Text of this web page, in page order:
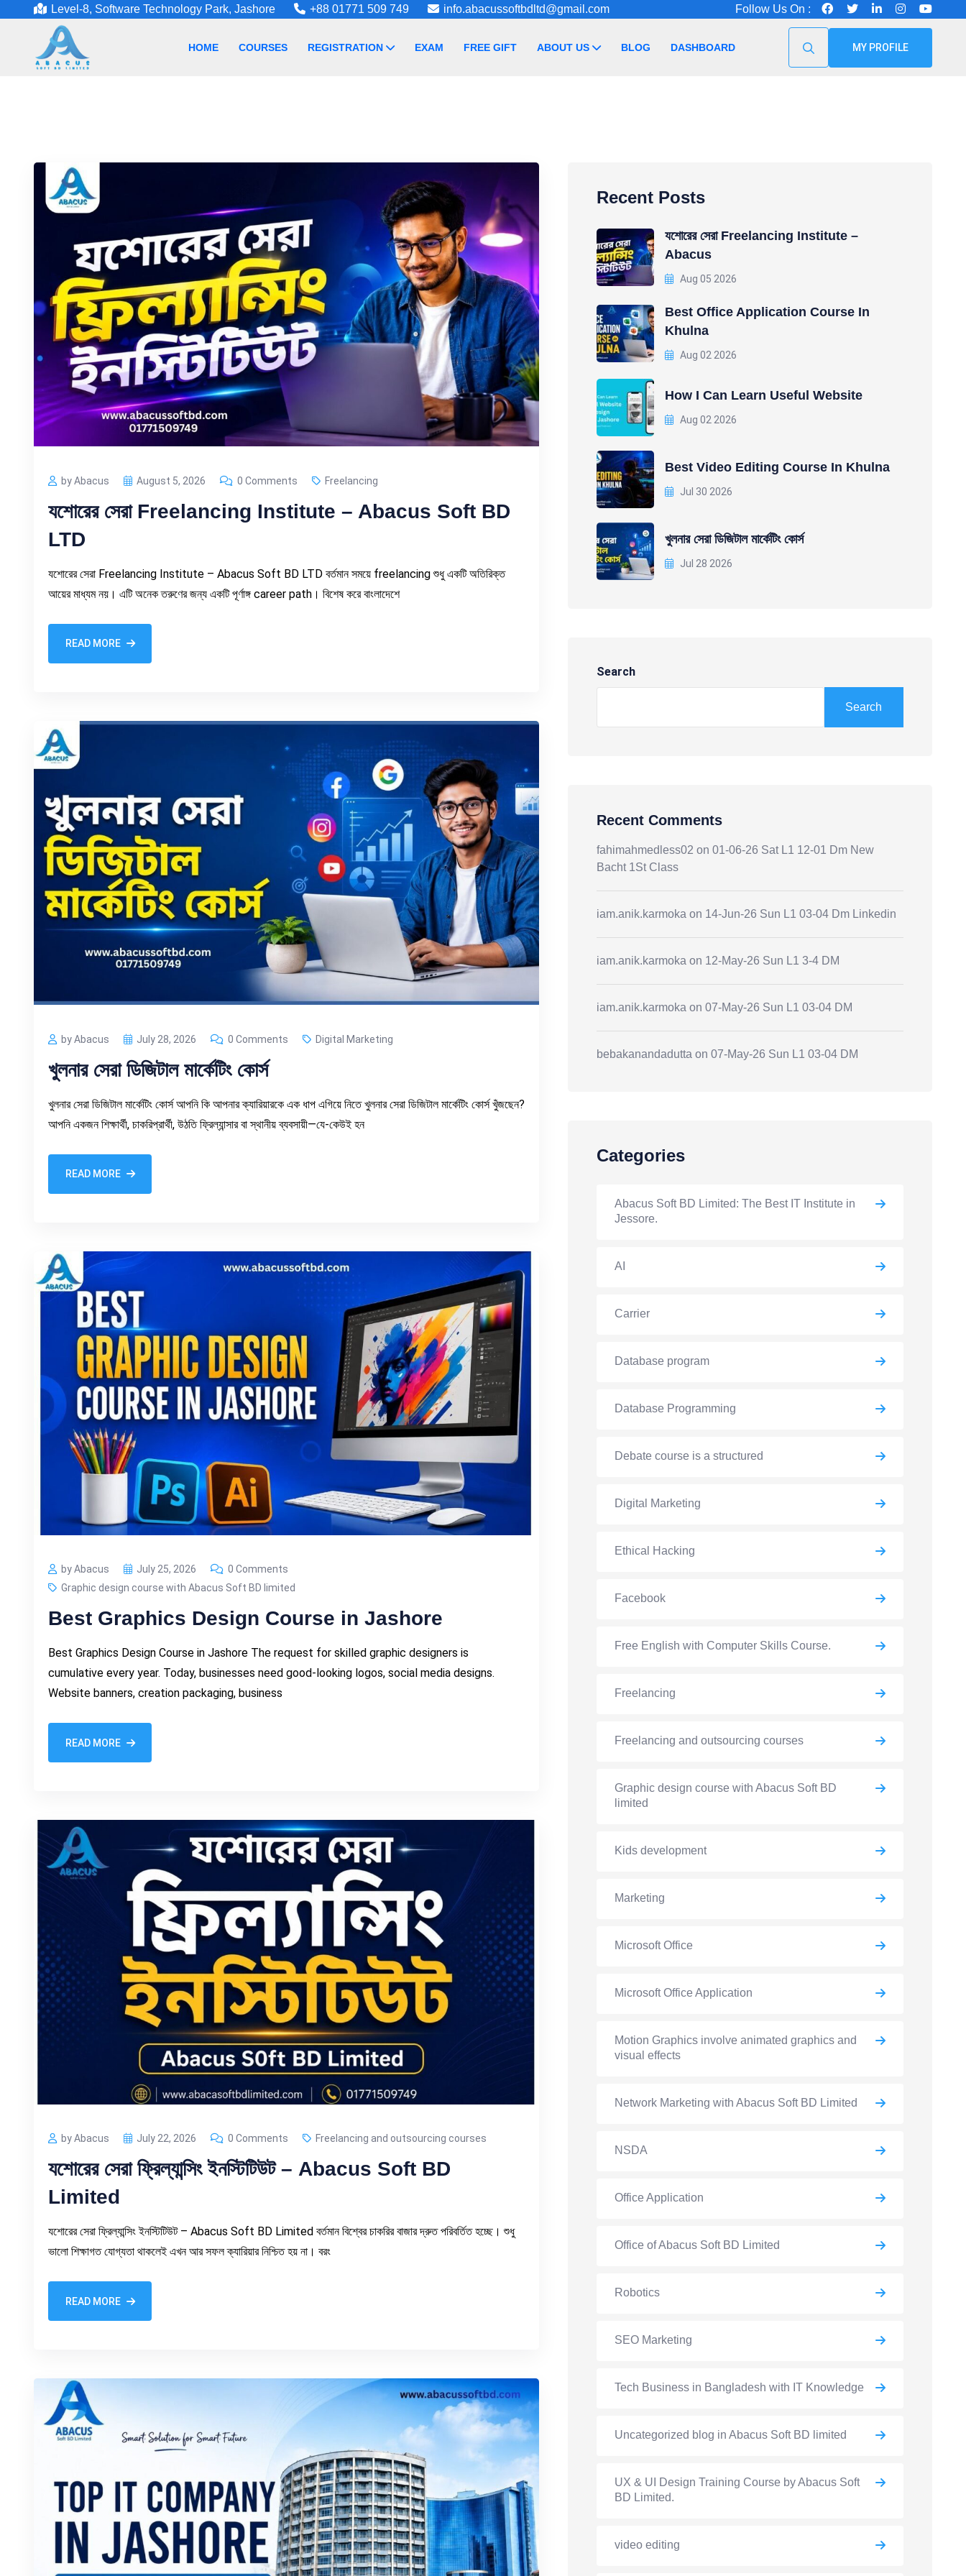
Level-8, Software Technology Park, Jashore +88 01771 509 749 info.abacussoftbdltd@gmail.com Follow Us On :
HOME COURSES REGISTRATION EXAM FREE GIFT ABOUT US BLOG DASHBOARD MY PROFILE
by Abacus August 5, 2026 0 Comments Freelancing
যশোরের সেরা Freelancing Institute – Abacus Soft BD
LTD
যশোরের সেরা Freelancing Institute – Abacus Soft BD LTD বর্তমান সময়ে freelancing শুধু একটি অতিরিক্ত
আয়ের মাধ্যম নয়। এটি অনেক তরুণের জন্য একটি পূর্ণাঙ্গ career path। বিশেষ করে বাংলাদেশে
READ MORE
by Abacus July 28, 2026 0 Comments Digital Marketing
খুলনার সেরা ডিজিটাল মার্কেটিং কোর্স
খুলনার সেরা ডিজিটাল মার্কেটিং কোর্স আপনি কি আপনার ক্যারিয়ারকে এক ধাপ এগিয়ে নিতে খুলনার সেরা ডিজিটাল মার্কেটিং কোর্স খুঁজছেন?
আপনি একজন শিক্ষার্থী, চাকরিপ্রার্থী, উঠতি ফ্রিল্যান্সার বা স্থানীয় ব্যবসায়ী—যে-কেউই হন
READ MORE
by Abacus July 25, 2026
0 Comments
Graphic design course with Abacus Soft BD limited
Best Graphics Design Course in Jashore
Best Graphics Design Course in Jashore The request for skilled graphic designers is
cumulative every year. Today, businesses need good-looking logos, social media designs.
Website banners, creation packaging, business
READ MORE
by Abacus July 22, 2026 0 Comments Freelancing and outsourcing courses
যশোরের সেরা ফ্রিল্যান্সিং ইনস্টিটিউট – Abacus Soft BD
Limited
যশোরের সেরা ফ্রিল্যান্সিং ইনস্টিটিউট – Abacus Soft BD Limited বর্তমান বিশ্বের চাকরির বাজার দ্রুত পরিবর্তিত হচ্ছে। শুধু
ভালো শিক্ষাগত যোগ্যতা থাকলেই এখন আর সফল ক্যারিয়ার নিশ্চিত হয় না। বরং
READ MORE
Recent Posts
যশোরের সেরা Freelancing Institute –
Abacus
Aug 05 2026
Best Office Application Course In
Khulna
Aug 02 2026
How I Can Learn Useful Website
Aug 02 2026
Best Video Editing Course In Khulna
Jul 30 2026
খুলনার সেরা ডিজিটাল মার্কেটিং কোর্স
Jul 28 2026
Search
Search
Recent Comments
fahimahmedless02 on01-06-26 Sat L1 12-01 Dm New
Bacht 1St Class
iam.anik.karmoka on 14-Jun-26 Sun L1 03-04 Dm Linkedin
iam.anik.karmoka on 12-May-26 Sun L1 3-4 DM
iam.anik.karmoka on07-May-26 Sun L1 03-04 DM
bebakanandadutta on07-May-26 Sun L1 03-04 DM
Categories
Abacus Soft BD Limited: The Best IT Institute in
Jessore.
AI
Carrier
Database program
Database Programming
Debate course is a structured
Digital Marketing
Ethical Hacking
Facebook
Free English with Computer Skills Course.
Freelancing
Freelancing and outsourcing courses
Graphic design course with Abacus Soft BD
limited
Kids development
Marketing
Microsoft Office
Microsoft Office Application
Motion Graphics involve animated graphics and
visual effects
Network Marketing with Abacus Soft BD Limited
NSDA
Office Application
Office of Abacus Soft BD Limited
Robotics
SEO Marketing
Tech Business in Bangladesh with IT Knowledge
Uncategorized blog in Abacus Soft BD limited
UX & UI Design Training Course by Abacus Soft
BD Limited.
video editing